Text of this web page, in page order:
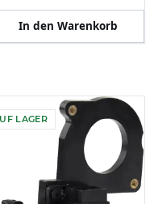
In den Warenkorb
LAGER